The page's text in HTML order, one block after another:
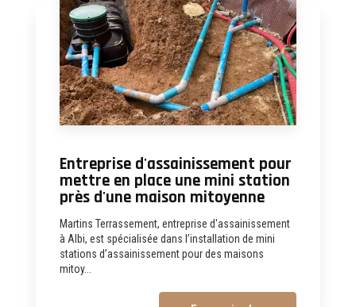
Entreprise d'assainissement pour
mettre en place une mini station
près d'une maison mitoyenne
Martins Terrassement, entreprise d'assainissement
à Albi, est spécialisée dans l’installation de mini
stations d’assainissement pour des maisons
mitoy...